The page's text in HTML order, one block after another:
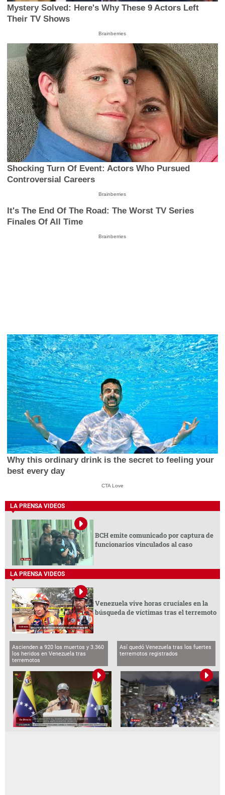
Mystery Solved: Here's Why These 9 Actors Left
Their TV Shows
Brainberries
Shocking Turn Of Event: Actors Who Pursued
Controversial Careers
Brainberries
It's The End Of The Road: The Worst TV Series
Finales Of All Time
Brainberries
Why this ordinary drink is the secret to feeling your
best every day
CTA Love
LA PRENSA VIDEOS
BCH emite comunicado por captura de
funcionarios vinculados al caso
LA PRENSA VIDEOS
Venezuela vive horas cruciales en la
búsqueda de víctimas tras el terremoto
Ascienden a 920 los muertos y 3.360
los heridos en Venezuela tras
terremotos
Así quedó Venezuela tras los fuertes
terremotos registrados